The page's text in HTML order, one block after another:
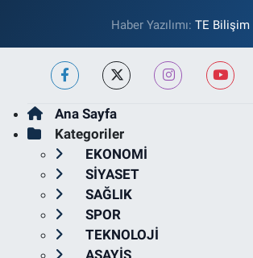
Haber Yazılımı: TE Bilişim
Ana Sayfa
Kategoriler
EKONOMİ
SİYASET
SAĞLIK
SPOR
TEKNOLOJİ
ASAYİŞ